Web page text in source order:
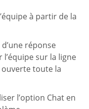
à partir de la
réponse
sur la ligne
toute la
l’option Chat en